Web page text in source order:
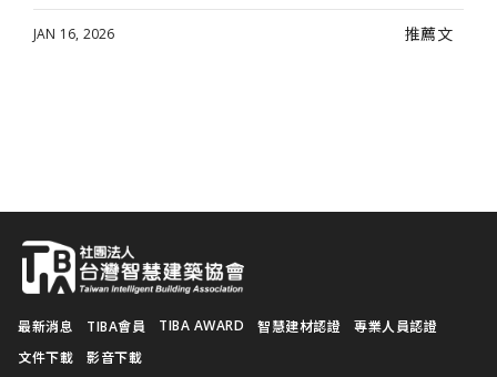
JAN 16, 2026 推薦文
最新消息 TIBA會員 TIBA AWARD 智慧建材認證
專業人員認證
文件下載
影音下載